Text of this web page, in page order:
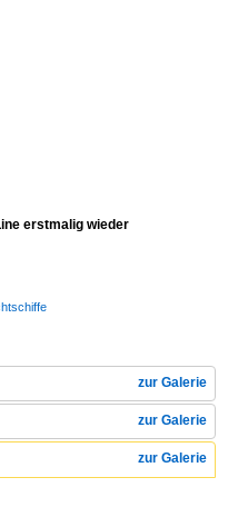
erstmalig wieder
zur Galerie
zur Galerie
zur Galerie